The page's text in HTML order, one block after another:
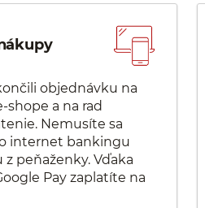
objednávku na
a na rad
Nemusíte sa
internet bankingu
peňaženky. Vďaka
Pay zaplatíte na